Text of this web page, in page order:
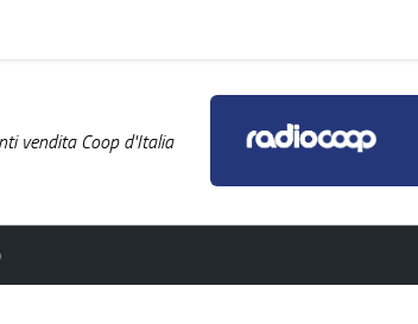
vendita Coop d'Italia